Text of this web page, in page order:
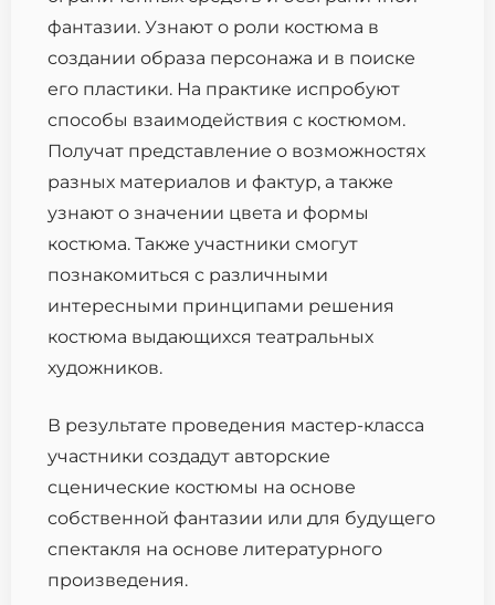
фантазии. Узнают о роли костюма в
создании образа персонажа и в поиске
его пластики. На практике испробуют
способы взаимодействия с костюмом.
Получат представление о возможностях
разных материалов и фактур, а также
узнают о значении цвета и формы
костюма. Также участники смогут
познакомиться с различными
интересными принципами решения
костюма выдающихся театральных
художников.
В результате проведения мастер-класса
участники создадут авторские
сценические костюмы на основе
собственной фантазии или для будущего
спектакля на основе литературного
произведения.